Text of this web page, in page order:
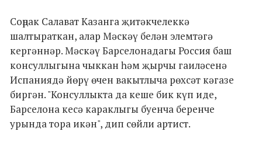
Соңрак Салават Казанга җитәкчелеккә
шалтыраткан, алар Мәскәү белән элемтәгә
кергәннәр. Мәскәү Барселонадагы Россия баш
консуллыгына чыккан һәм җырчы гаиләсенә
Испаниядә йөрү өчен вакытлыча рөхсәт кәгазе
биргән. "Консуллыкта да кеше бик күп иде,
Барселона кесә караклыгы буенча беренче
урында тора икән", дип сөйли артист.